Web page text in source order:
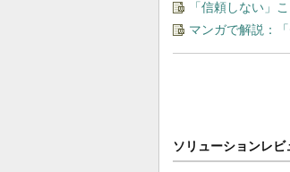
「信頼しない」
マンガで解説：